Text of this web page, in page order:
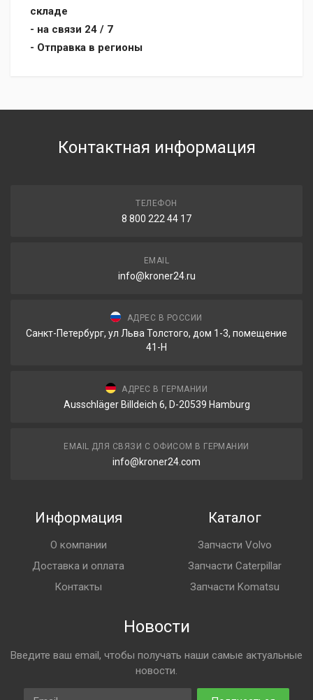
складе
- на связи 24 / 7
- Отправка в регионы
Контактная информация
ТЕЛЕФОН
8 800 222 44 17
EMAIL
info@kroner24.ru
АДРЕС В РОССИИ
Санкт-Петербург, ул Льва Толстого, дом 1-3, помещение
41-Н
АДРЕС В ГЕРМАНИИ
Ausschläger Billdeich 6, D-20539 Hamburg
EMAIL ДЛЯ СВЯЗИ С ОФИСОМ В ГЕРМАНИИ
info@kroner24.com
Информация
О компании
Доставка и оплата
Контакты
Каталог
Запчасти Volvo
Запчасти Caterpillar
Запчасти Komatsu
Новости
Введите ваш email, чтобы получать наши самые актуальные
новости.
Email